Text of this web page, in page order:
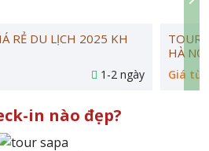
RẺ DU LỊCH 2025 KH
1-2 ngày
TOUR
HÀ
Giá từ:
in nào đẹp?